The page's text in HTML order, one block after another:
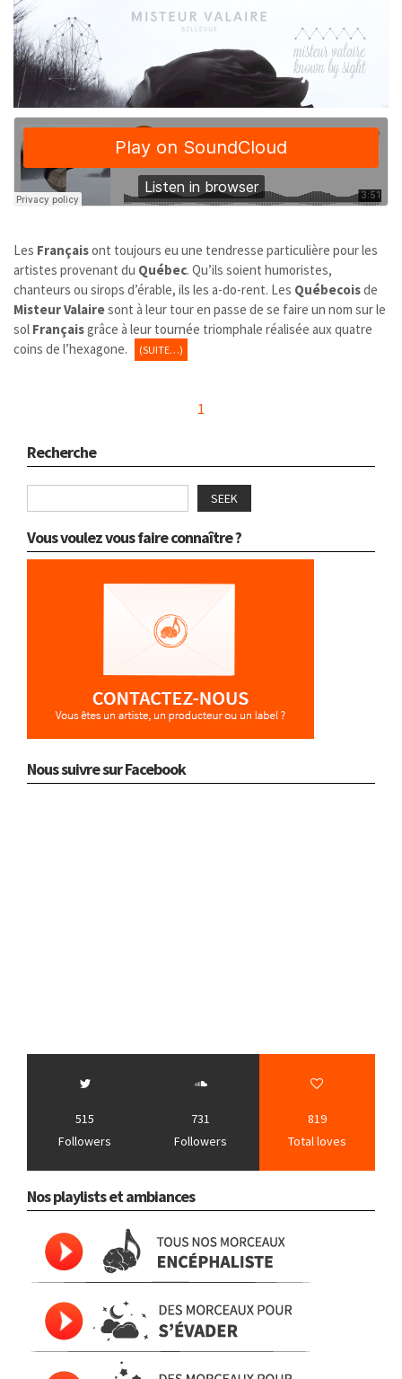
Les Françaisont toujours eu une tendresse particulière pour les
artistes provenant du Québec. Qu’ils soient humoristes,
chanteurs ou sirops d’érable, ils les a-do-rent. Les Québecoisde
Misteur Valairesont à leur tour en passe de se faire un nom sur le
sol Françaisgrâce à leur tournée triomphale réalisée aux quatre
coins de l’hexagone.
(SUITE…)
1
Recherche
SEEK
Vous voulez vous faire connaître ?
Nous suivre sur Facebook
515
Followers
731
Followers
819
Total loves
Nos playlists et ambiances